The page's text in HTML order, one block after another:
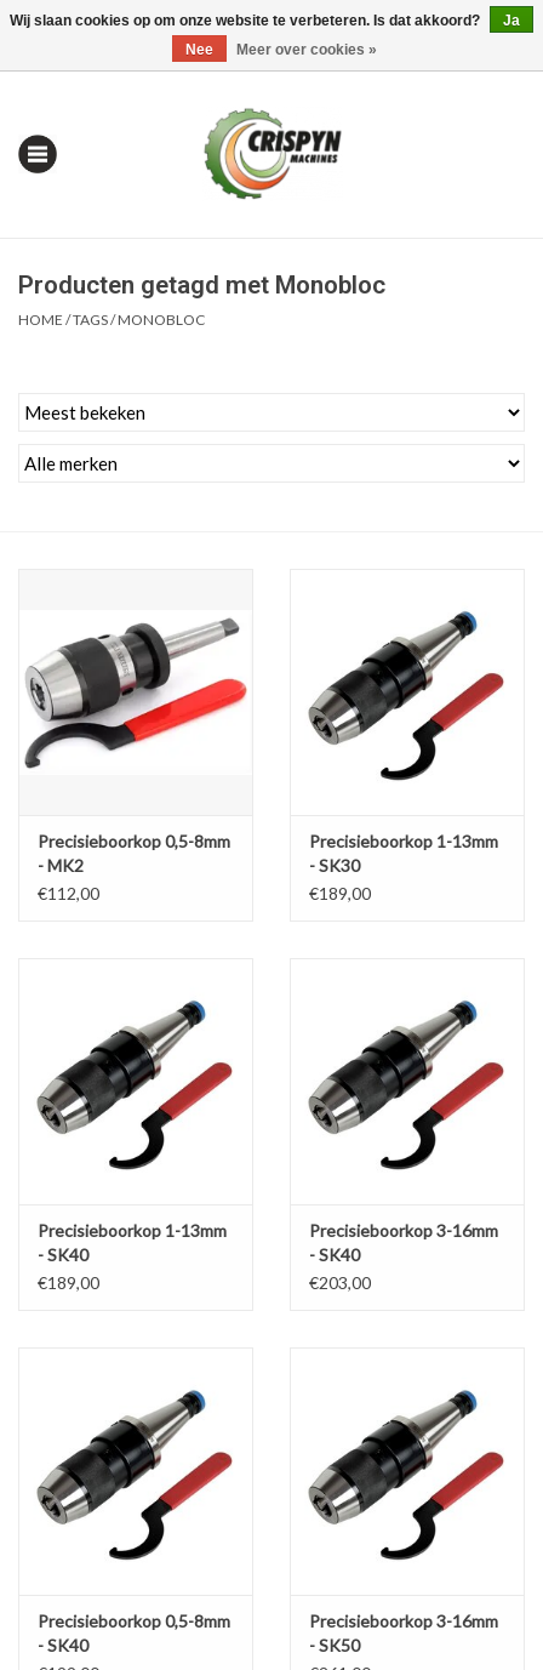
0 Artikelen - €0,00 Mijn account / Registreren
| Alles om te Meten |
Alles om te Draaien |
Alles om te Zagen |
Schroefdraad snijden |
Verspaanbaar materiaal |
Varia |
Werkplaatsinrichting |
Cadeaubonnen &
Oliën & Smeermiddelen |
TIPS & KENNIS
Producten getagd met Monobloc
HOME /TAGS/MONOBLOC
Precisieboorkop 0,5-8mm
- MK2
€112,00
Precisieboorkop 1-13mm
- SK30
€189,00
Precisieboorkop 1-13mm
- SK40
€189,00
Precisieboorkop 3-16mm
- SK40
€203,00
Precisieboorkop 0,5-8mm
- SK40
Precisieboorkop 3-16mm
- SK50
Wij slaan cookies op om onze website te verbeteren. Is dat akkoord?
Ja
Nee
Meer over cookies »